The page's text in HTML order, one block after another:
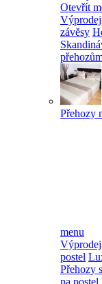
Otevřít
Výprodej
závěsy
Přehozy
menu
Výprodej
postel
Přehozy
na postel